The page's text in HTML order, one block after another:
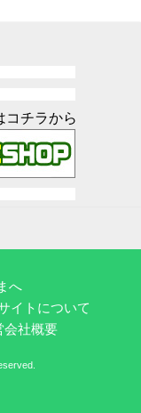
コチラから
へ
イトについて
会社概要